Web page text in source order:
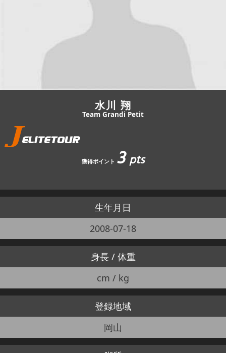
エントリー
JBCF ROAD SERIESとは
水川 翔
Team Grandi Petit
獲得ポイント 3pts
生年月日
2008-07-18
身長 / 体重
cm / kg
登録地域
岡山